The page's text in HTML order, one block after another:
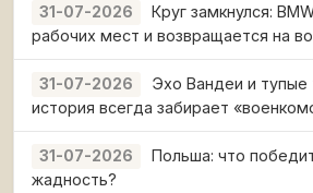
31-07-2026
Круг замкнулся:
рабочих мест и возвращается на
31-07-2026
Эхо Вандеи и
история всегда забирает
31-07-2026
Польша: что
жадность?